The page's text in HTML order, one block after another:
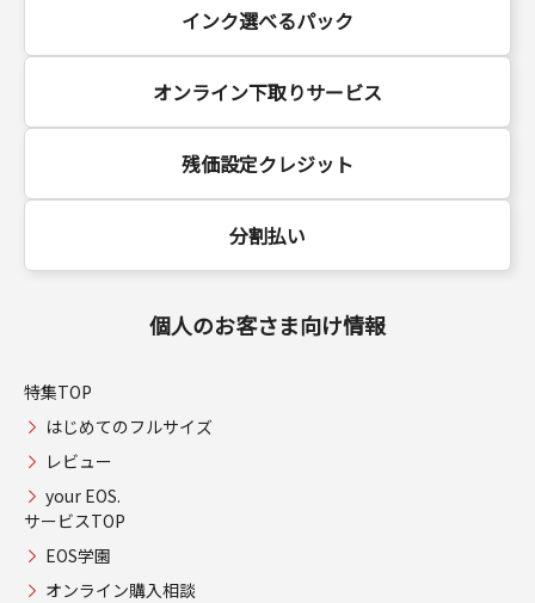
インク選べるパック
オンライン下取りサービス
残価設定クレジット
分割払い
個人のお客さま向け情報
特集TOP
はじめてのフルサイズ
レビュー
your EOS.
サービスTOP
EOS学園
オンライン購入相談